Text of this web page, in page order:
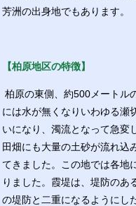
芳洲の出身地でもあります。
【柏原地区の特徴】
柏原の東側、約500メートル
には水が無くなりいわゆる瀬
いになり、濁流となって急変
田畑にも大量の土砂が流れ込
てきました。この地では各地
りました。霞堤は、堤防のあ
の堤防と二重になるようにし